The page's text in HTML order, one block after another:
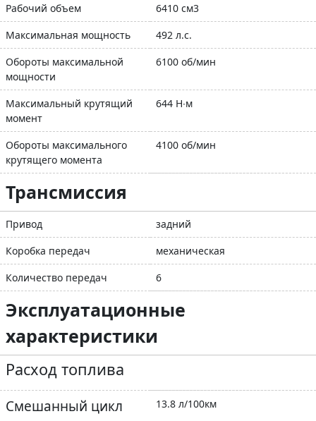
Рабочий объем
6410 см3
Максимальная мощность
492 л.с.
Обороты максимальной
мощности
6100 об/мин
Максимальный крутящий
момент
644 Н∙м
Обороты максимального
крутящего момента
4100 об/мин
Трансмиссия
Привод
задний
Коробка передач
механическая
Количество передач
6
Эксплуатационные
характеристики
Расход топлива
Смешанный цикл 13.8 л/100км